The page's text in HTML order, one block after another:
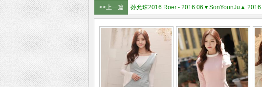
<<上一篇 孙允珠2016.Roer - 2016.06▼SonYounJu▲